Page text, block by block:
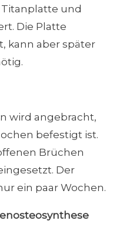
und
Die Platte
kann aber später
wird angebracht,
befestigt ist.
Brüchen
Der
ein paar Wochen.